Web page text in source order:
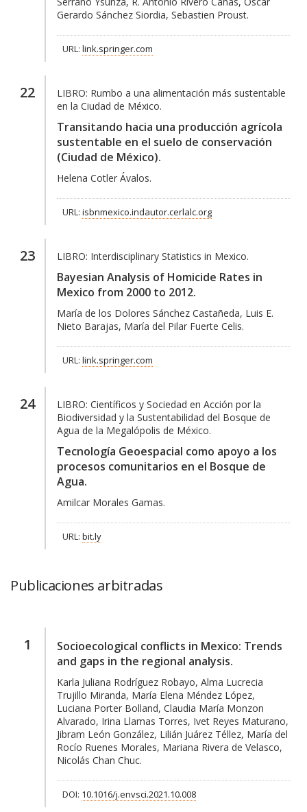
Gerardo Sánchez Siordia, Sebastien Proust.
URL: link.springer.com
22 LIBRO: Rumbo a una alimentación más sustentable
en la Ciudad de México.
Transitando hacia una producción agrícola
sustentable en el suelo de conservación
(Ciudad de México).
Helena Cotler Ávalos.
URL: isbnmexico.indautor.cerlalc.org
23 LIBRO: Interdisciplinary Statistics in Mexico.
Bayesian Analysis of Homicide Rates in
Mexico from 2000 to 2012.
María de los Dolores Sánchez Castañeda, Luis E.
Nieto Barajas, María del Pilar Fuerte Celis.
URL: link.springer.com
24 LIBRO: Científicos y Sociedad en Acción por la
Biodiversidad y la Sustentabilidad del Bosque de
Agua de la Megalópolis de México.
Tecnología Geoespacial como apoyo a los
procesos comunitarios en el Bosque de
Agua.
Amilcar Morales Gamas.
URL: bit.ly
Publicaciones arbitradas
1
Socioecological conflicts in Mexico: Trends
and gaps in the regional analysis.
Karla Juliana Rodríguez Robayo, Alma Lucrecia
Trujillo Miranda, María Elena Méndez López,
Luciana Porter Bolland, Claudia María Monzon
Alvarado, Irina Llamas Torres, Ivet Reyes Maturano,
Jibram León González, Lilián Juárez Téllez, María del
Rocío Ruenes Morales, Mariana Rivera de Velasco,
Nicolás Chan Chuc.
DOI: 10.1016/j.envsci.2021.10.008